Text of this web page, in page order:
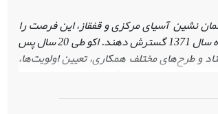
نشین آسیای مرکزی و قفقاز، این فرصت را
در اختیار سه کشور بنیانگذار اکو قرار داد تا این سازمان را در بهمن ماه سال 1371 گسترش دهند. اکو طی 20 سال پس
و طر‌ح‌های مختلف همکاری، تعیین اولویت‌ها،
لازم را برای همگرایی و ادغام اقتصادی
خاک جمهوری اسلامی ایران است که از طریق